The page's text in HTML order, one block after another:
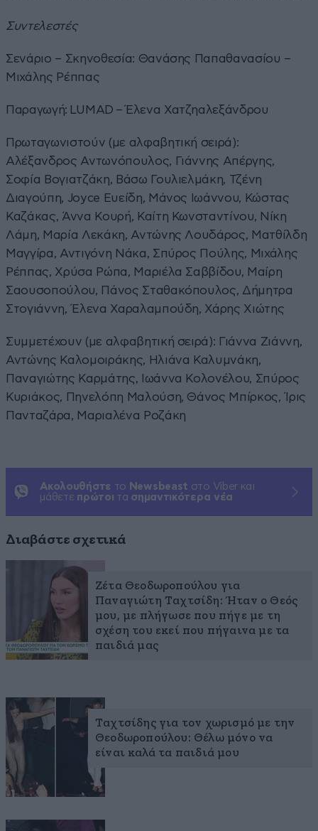
Συντελεστές
Σενάριο – Σκηνοθεσία: Θανάσης Παπαθανασίου –
Μιχάλης Ρέππας
Παραγωγή: LUMAD – Έλενα Χατζηαλεξάνδρου
Πρωταγωνιστούν (με αλφαβητική σειρά):
Αλέξανδρος Αντωνόπουλος, Γιάννης Απέργης,
Σοφία Βογιατζάκη, Βάσω Γουλιελμάκη, Τζένη
Διαγούπη, Joyce Ευείδη, Μάνος Ιωάννου, Κώστας
Καζάκας, Άννα Κουρή, Καίτη Κωνσταντίνου, Νίκη
Λάμη, Μαρία Λεκάκη, Αντώνης Λουδάρος, Ματθίλδη
Μαγγίρα, Αντιγόνη Νάκα, Σπύρος Πούλης, Μιχάλης
Ρέππας, Χρύσα Ρώπα, Μαριέλα Σαββίδου, Μαίρη
Σαουσοπούλου, Πάνος Σταθακόπουλος, Δήμητρα
Στογιάννη, Έλενα Χαραλαμπούδη, Χάρης Χιώτης
Συμμετέχουν (με αλφαβητική σειρά): Γιάννα Ζιάννη,
Αντώνης Καλομοιράκης, Ηλιάνα Καλυμνάκη,
Παναγιώτης Καρμάτης, Ιωάννα Κολονέλου, Σπύρος
Κυριάκος, Πηνελόπη Μαλούση, Θάνος Μπίρκος, Ίρις
Πανταζάρα, Μαριαλένα Ροζάκη
Ακολουθήστε το Newsbeast στο Viber και
μάθετε πρώτοι τα σημαντικότερα νέα
Διαβάστε σχετικά
Ζέτα Θεοδωροπούλου για
Παναγιώτη Ταχτσίδη: Ήταν ο Θεός
μου, με πλήγωσε που πήγε με τη
σχέση του εκεί που πήγαινα με τα
παιδιά μας
Ταχτσίδης για τον χωρισμό με την
Θεοδωροπούλου: Θέλω μόνο να
είναι καλά τα παιδιά μου